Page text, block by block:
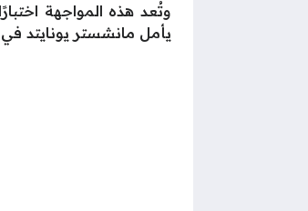
وتُعد هذه المواجهة
يأمل مانشستر يونايتد